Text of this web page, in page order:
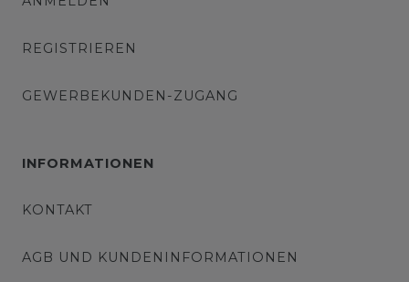
REGISTRIEREN
GEWERBEKUNDEN-ZUGANG
INFORMATIONEN
KONTAKT
AGB UND KUNDENINFORMATIONEN